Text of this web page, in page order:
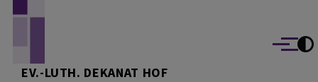
EV.-LUTH. DEKANAT HOF
Menü